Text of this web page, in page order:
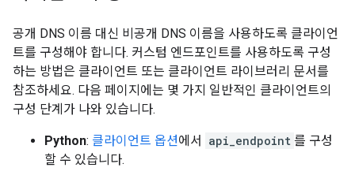
공개 DNS 이름 대신 비공개 DNS 이름을 사용하도록 클라이언
트를 구성해야 합니다. 커스텀 엔드포인트를 사용하도록 구성
하는 방법은 클라이언트 또는 클라이언트 라이브러리 문서를
참조하세요. 다음 페이지에는 몇 가지 일반적인 클라이언트의
구성 단계가 나와 있습니다.
Python: 클라이언트 옵션에서 api_endpoint 를 구성
할 수 있습니다.